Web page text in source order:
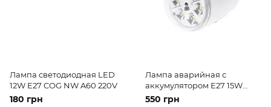
Лампа светодиодная LED
12W E27 COG NW A60 220V
180 грн
Лампа аварийная с
аккумулятором E27 15W
(LED-814) 220V
550 грн